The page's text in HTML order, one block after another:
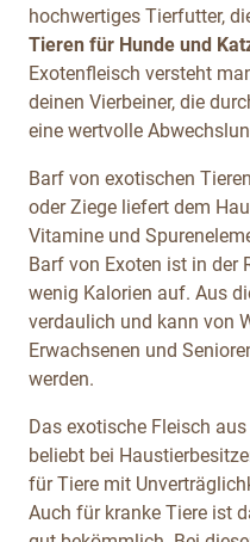
hochwertiges Tierfutter,
Tieren für Hunde und
Exotenfleisch versteht
deinen Vierbeiner, die
eine wertvolle
Barf von exotischen
oder Ziege liefert dem
Vitamine und
Barf von Exoten ist in der
wenig Kalorien auf. Aus
verdaulich und kann von
Erwachsenen und
werden.
Das exotische Fleisch
beliebt bei
für Tiere mit
Auch für kranke Tiere ist